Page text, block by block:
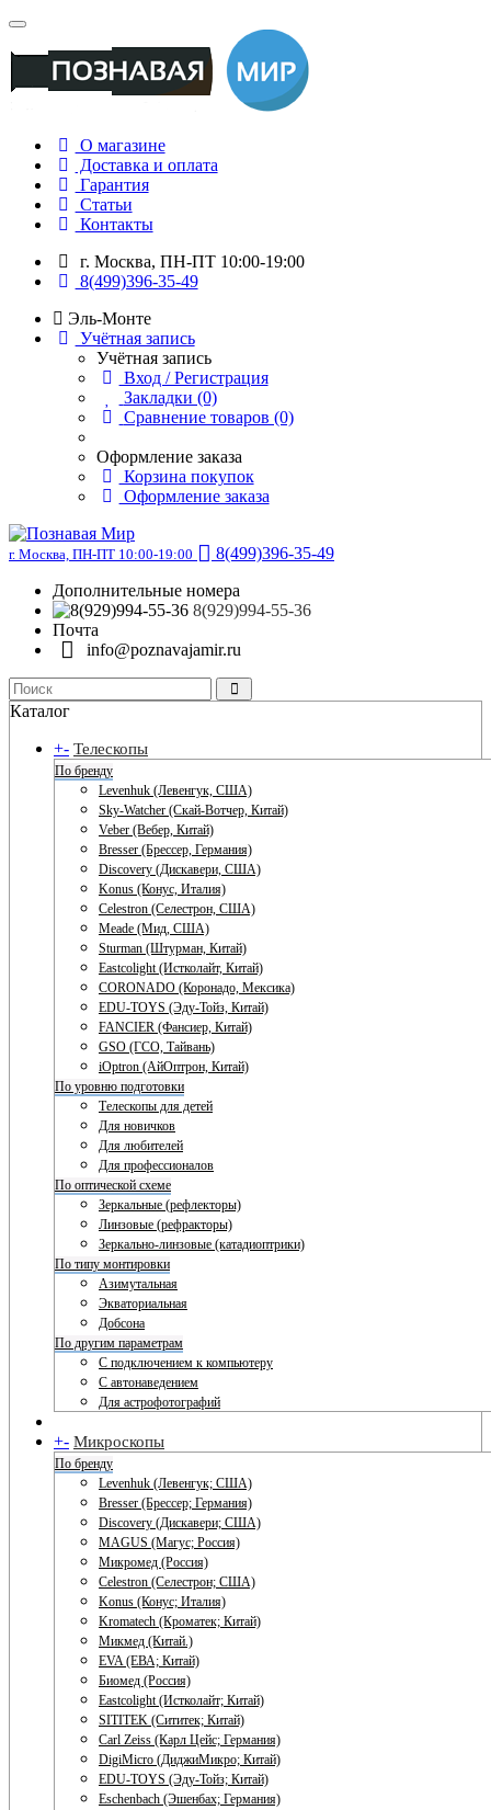
О магазине
Доставка и оплата
Гарантия
Статьи
Контакты
г. Москва, ПН-ПТ 10:00-19:00
8(499)396-35-49
Эль-Монте
Учётная запись
Учётная запись
Вход / Регистрация
Закладки (0)
Сравнение товаров (0)
Оформление заказа
Корзина покупок
Оформление заказа
г. Москва, ПН-ПТ 10:00-19:00
8(499)396-35-49
Дополнительные номера
8(929)994-55-36
Почта
info@poznavajamir.ru
Каталог
+- Телескопы
По бренду
Levenhuk (Левенгук, США)
Sky-Watcher (Скай-Вотчер, Китай)
Veber (Вебер, Китай)
Bresser (Брессер, Германия)
Discovery (Дискавери, США)
Konus (Конус, Италия)
Celestron (Селестрон, США)
Meade (Мид, США)
Sturman (Штурман, Китай)
Eastcolight (Истколайт, Китай)
CORONADO (Коронадо, Мексика)
EDU-TOYS (Эду-Тойз, Китай)
FANCIER (Фансиер, Китай)
GSO (ГСО, Тайвань)
iOptron (АйОптрон, Китай)
По уровню подготовки
Телескопы для детей
Для новичков
Для любителей
Для профессионалов
По оптической схеме
Зеркальные (рефлекторы)
Линзовые (рефракторы)
Зеркально-линзовые (катадиоптрики)
По типу монтировки
Азимутальная
Экваториальная
Добсона
По другим параметрам
С подключением к компьютеру
С автонаведением
Для астрофотографий
+- Микроскопы
По бренду
Levenhuk (Левенгук; США)
Bresser (Брессер; Германия)
Discovery (Дискавери; США)
MAGUS (Магус; Россия)
Микромед (Россия)
Celestron (Селестрон; США)
Konus (Конус; Италия)
Kromatech (Кроматек; Китай)
Микмед (Китай.)
EVA (ЕВА; Китай)
Биомед (Россия)
Eastcolight (Истколайт; Китай)
SITITEK (Сититек; Китай)
Carl Zeiss (Карл Цейс; Германия)
DigiMicro (ДиджиМикро; Китай)
EDU-TOYS (Эду-Тойз; Китай)
Eschenbach (Эшенбах; Германия)